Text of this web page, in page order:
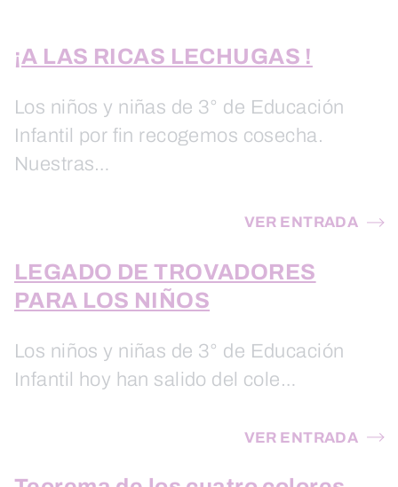
¡A LAS RICAS LECHUGAS !
Los niños y niñas de 3° de Educación
Infantil por fin recogemos cosecha.
Nuestras…
VER ENTRADA
LEGADO DE TROVADORES
PARA LOS NIÑOS
Los niños y niñas de 3° de Educación
Infantil hoy han salido del cole…
VER ENTRADA